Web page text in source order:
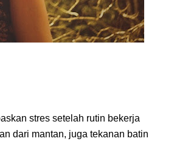
stres setelah rutin bekerja
dari mantan, juga tekanan batin